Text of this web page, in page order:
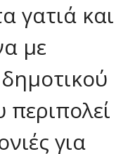
γατιά και
με
για